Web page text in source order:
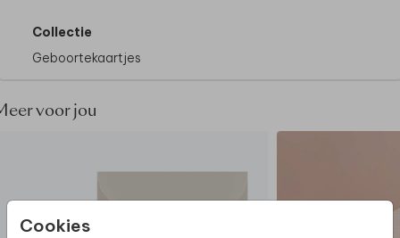
Cookies
sluitzegel!
Collectie
Geboortekaartjes
voor jou